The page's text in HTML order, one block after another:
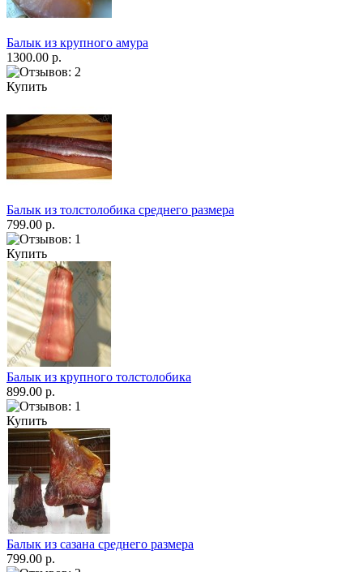
Балык из крупного амура
1300.00 р.
Купить
Балык из толстолобика среднего размера
799.00 р.
Купить
Балык из крупного толстолобика
899.00 р.
Купить
Балык из сазана среднего размера
799.00 р.